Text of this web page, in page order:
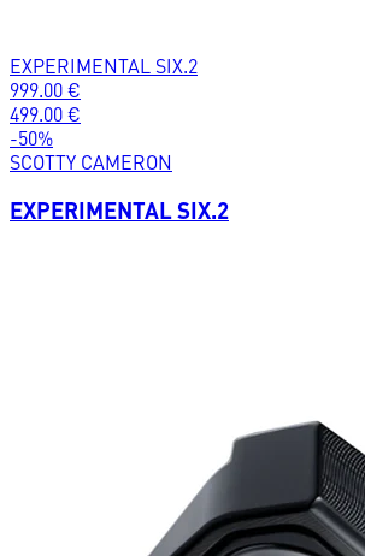
EXPERIMENTAL SIX.2
999.00 €
499.00 €
-50%
SCOTTY CAMERON
EXPERIMENTAL SIX.2